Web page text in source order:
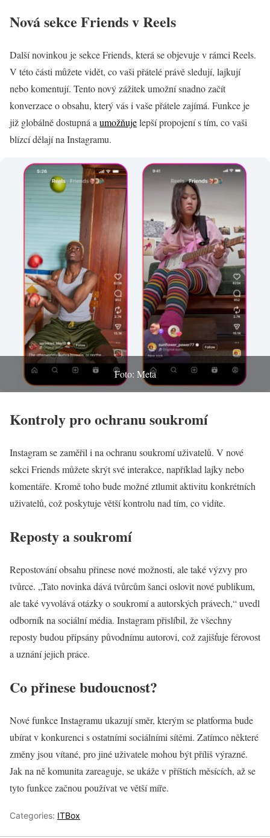
Nová sekce Friends v Reels
Další novinkou je sekce Friends, která se objevuje v rámci Reels.
V této části můžete vidět, co vaši přátelé právě sledují, lajkují
nebo komentují. Tento nový zážitek umožní snadno začít
konverzace o obsahu, který vás i vaše přátele zajímá. Funkce je
již globálně dostupná a umožňujelepší propojení s tím, co vaši
blízcí dělají na Instagramu.
Foto: Meta
Kontroly pro ochranu soukromí
Instagram se zaměřil i na ochranu soukromí uživatelů. V nové
sekci Friends můžete skrýt své interakce, například lajky nebo
komentáře. Kromě toho bude možné ztlumit aktivitu konkrétních
uživatelů, což poskytuje větší kontrolu nad tím, co vidíte.
Reposty a soukromí
Repostování obsahu přinese nové možnosti, ale také výzvy pro
tvůrce. „Tato novinka dává tvůrcům šanci oslovit nové publikum,
ale také vyvolává otázky o soukromí a autorských právech,“ uvedl
odborník na sociální média. Instagram přislíbil, že všechny
reposty budou připsány původnímu autorovi, což zajišťuje férovost
a uznání jejich práce.
Co přinese budoucnost?
Nové funkce Instagramu ukazují směr, kterým se platforma bude
ubírat v konkurenci s ostatními sociálními sítěmi. Zatímco některé
změny jsou vítané, pro jiné uživatele mohou být příliš výrazné.
Jak na ně komunita zareaguje, se ukáže v příštích měsících, až se
tyto funkce začnou používat ve větší míře.
Categories: ITBox